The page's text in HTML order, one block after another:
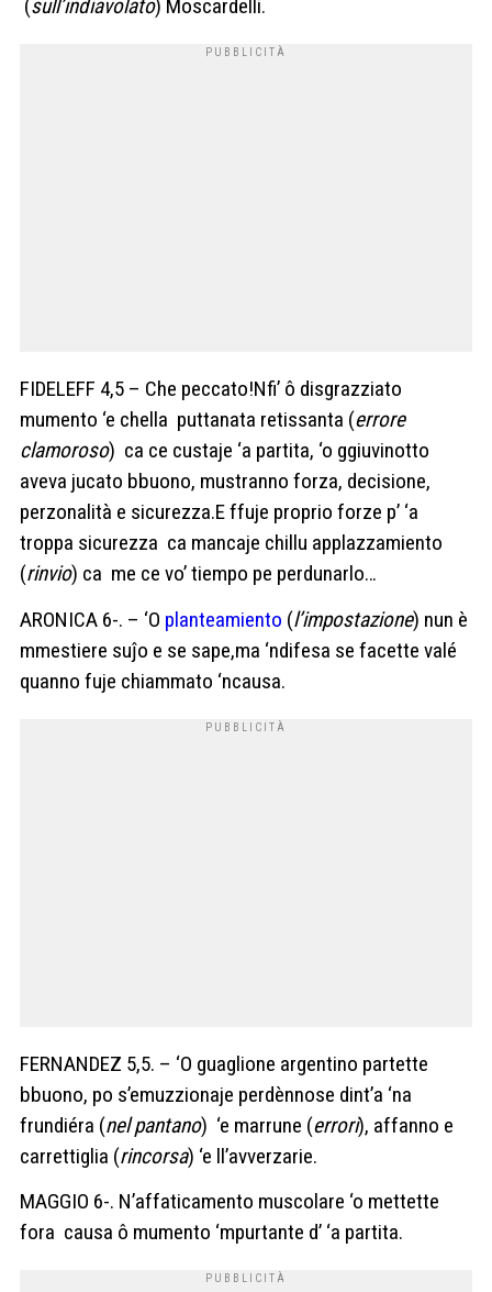
(sull’indiavolato) Moscardelli.
FIDELEFF 4,5 – Che peccato!Nfi’ ô disgrazziato
mumento ‘e chella puttanata retissanta (errore
clamoroso) ca ce custaje ‘a partita, ‘o ggiuvinotto
aveva jucato bbuono, mustranno forza, decisione,
perzonalità e sicurezza.E ffuje proprio forze p’ ‘a
troppa sicurezza ca mancaje chillu applazzamiento
(rinvio) ca me ce vo’ tiempo pe perdunarlo…
ARONICA 6-. – ‘O planteamiento (l’impostazione) nun è
mmestiere suĵo e se sape,ma ‘ndifesa se facette valé
quanno fuje chiammato ‘ncausa.
FERNANDEZ 5,5. – ‘O guaglione argentino partette
bbuono, po s’emuzzionaje perdènnose dint’a ‘na
frundiéra (nel pantano) ‘e marrune (errori), affanno e
carrettiglia (rincorsa) ‘e ll’avverzarie.
MAGGIO 6-. N’affaticamento muscolare ‘o mettette
fora causa ô mumento ‘mpurtante d’ ‘a partita.